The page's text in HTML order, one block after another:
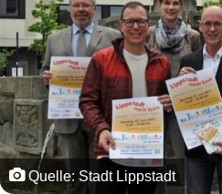
Quelle: Stadt Lippstadt